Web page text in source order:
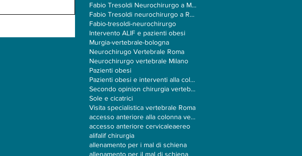
Fabio Tresoldi Neurochirurgo a Milano
Fabio Tresoldi neurochirurgo a Roma
Fabio-tresoldi-neurochirurgo
Intervento ALIF e pazienti obesi
Murgia-vertebrale-bologna
Neurochirugo Vertebrale Roma
Neurochirurgo vertebrale Milano
Pazienti obesi
Pazienti obesi e interventi alla colonna
Secondo opinion chirurgia vertebrale
Sole e cicatrici
Visita specialistica vertebrale Roma
accesso anteriore alla colonna vertebrale
accesso anteriore cervicaleaereo
alifalif chirurgia
allenamento per i mal di schiena
allenamento per il mal di schiena